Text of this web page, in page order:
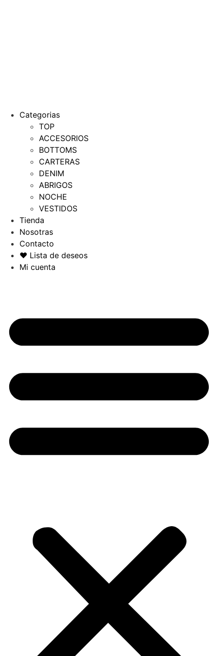
Categorias
TOP
ACCESORIOS
BOTTOMS
CARTERAS
DENIM
ABRIGOS
NOCHE
VESTIDOS
Tienda
Nosotras
Contacto
❤️ Lista de deseos
Mi cuenta